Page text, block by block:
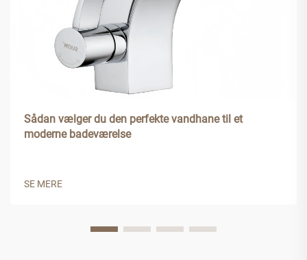
Sådan vælger du den perfekte vandhane til et
moderne badeværelse
SE MERE